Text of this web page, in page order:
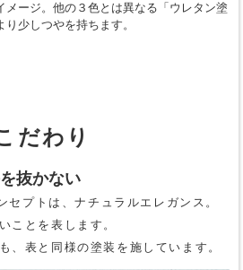
メージ。他の３色とは異なる「ウレタン塗
少しつやを持ちます。
だわり
抜かない
プトは、ナチュラルエレガンス。
ことを表します。
、表と同様の塗装を施しています。